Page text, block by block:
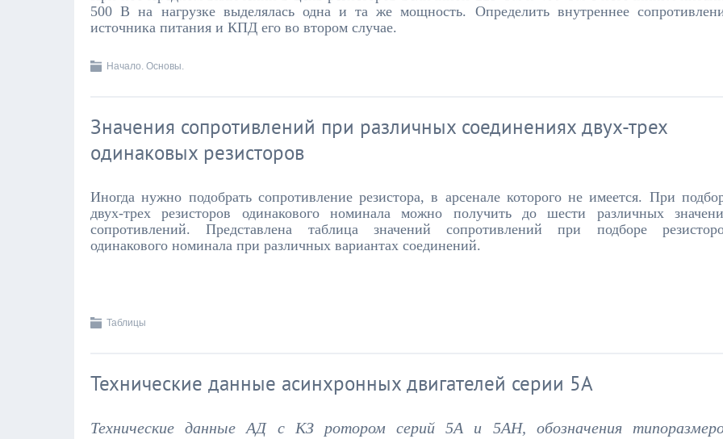
500 В на нагрузке выделялась одна и та же мощность. Определить внутреннее
источника питания и КПД его во втором случае.
Начало. Основы.
Значения сопротивлений при различных соединениях двух-трех
одинаковых резисторов
Иногда нужно подобрать сопротивление резистора, в арсенале которого не имеется. При
двух-трех резисторов одинакового номинала можно получить до шести различных
сопротивлений. Представлена таблица значений сопротивлений при подборе
одинакового номинала при различных вариантах соединений.
Таблицы
Технические данные асинхронных двигателей серии 5А
Технические данные АД с КЗ ротором серий 5А и 5АН, обозначения